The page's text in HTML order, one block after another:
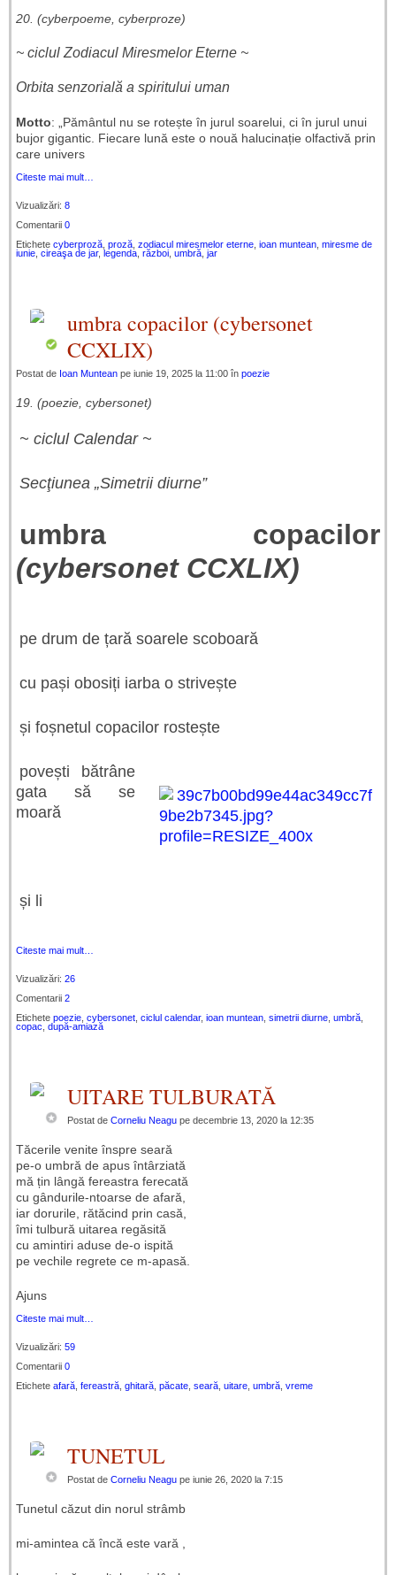
20. (cyberpoeme, cyberproze)
~ ciclul Zodiacul Miresmelor Eterne ~
Orbita senzorială a spiritului uman
Motto: „Pământul nu se rotește în jurul soarelui, ci în jurul unui
bujor gigantic. Fiecare lună este o nouă halucinație olfactivă prin
care univers
Citeste mai mult…
Vizualizări: 8
Comentarii 0
Etichete cyberproză proză zodiacul miresmelor eterne ioan muntean miresme de
iunie cireaşa de jar, legenda război umbră jar
umbra copacilor (cybersonet
CCXLIX)
Postat de Ioan Muntean pe iunie 19, 2025 la 11:00 în poezie
19. (poezie, cybersonet)
~ ciclul Calendar ~
Secţiunea „Simetrii diurne”
umbra copacilor
(cybersonet CCXLIX)
pe drum de țară soarele scoboară
cu pași obosiți iarba o strivește
și foșnetul copacilor rostește
povești bătrâne
gata să se
moară
și li
Citeste mai mult…
Vizualizări: 26
Comentarii 2
Etichete poezie cybersonet ciclul calendar, ioan muntean simetrii diurne umbră
copac după-amiază
UITARE TULBURATĂ
Postat de Corneliu Neagu pe decembrie 13, 2020 la 12:35
Tăcerile venite înspre seară
pe-o umbră de apus întârziată
mă țin lângă fereastra ferecată
cu gândurile-ntoarse de afară,
iar dorurile, rătăcind prin casă,
îmi tulbură uitarea regăsită
cu amintiri aduse de-o ispită
pe vechile regrete ce m-apasă.
Ajuns
Citeste mai mult…
Vizualizări: 59
Comentarii 0
Etichete afară fereastră ghitară păcate seară uitare umbră vreme
TUNETUL
Postat de Corneliu Neagu pe iunie 26, 2020 la 7:15
Tunetul căzut din norul strâmb
mi-amintea că încă este vară ,